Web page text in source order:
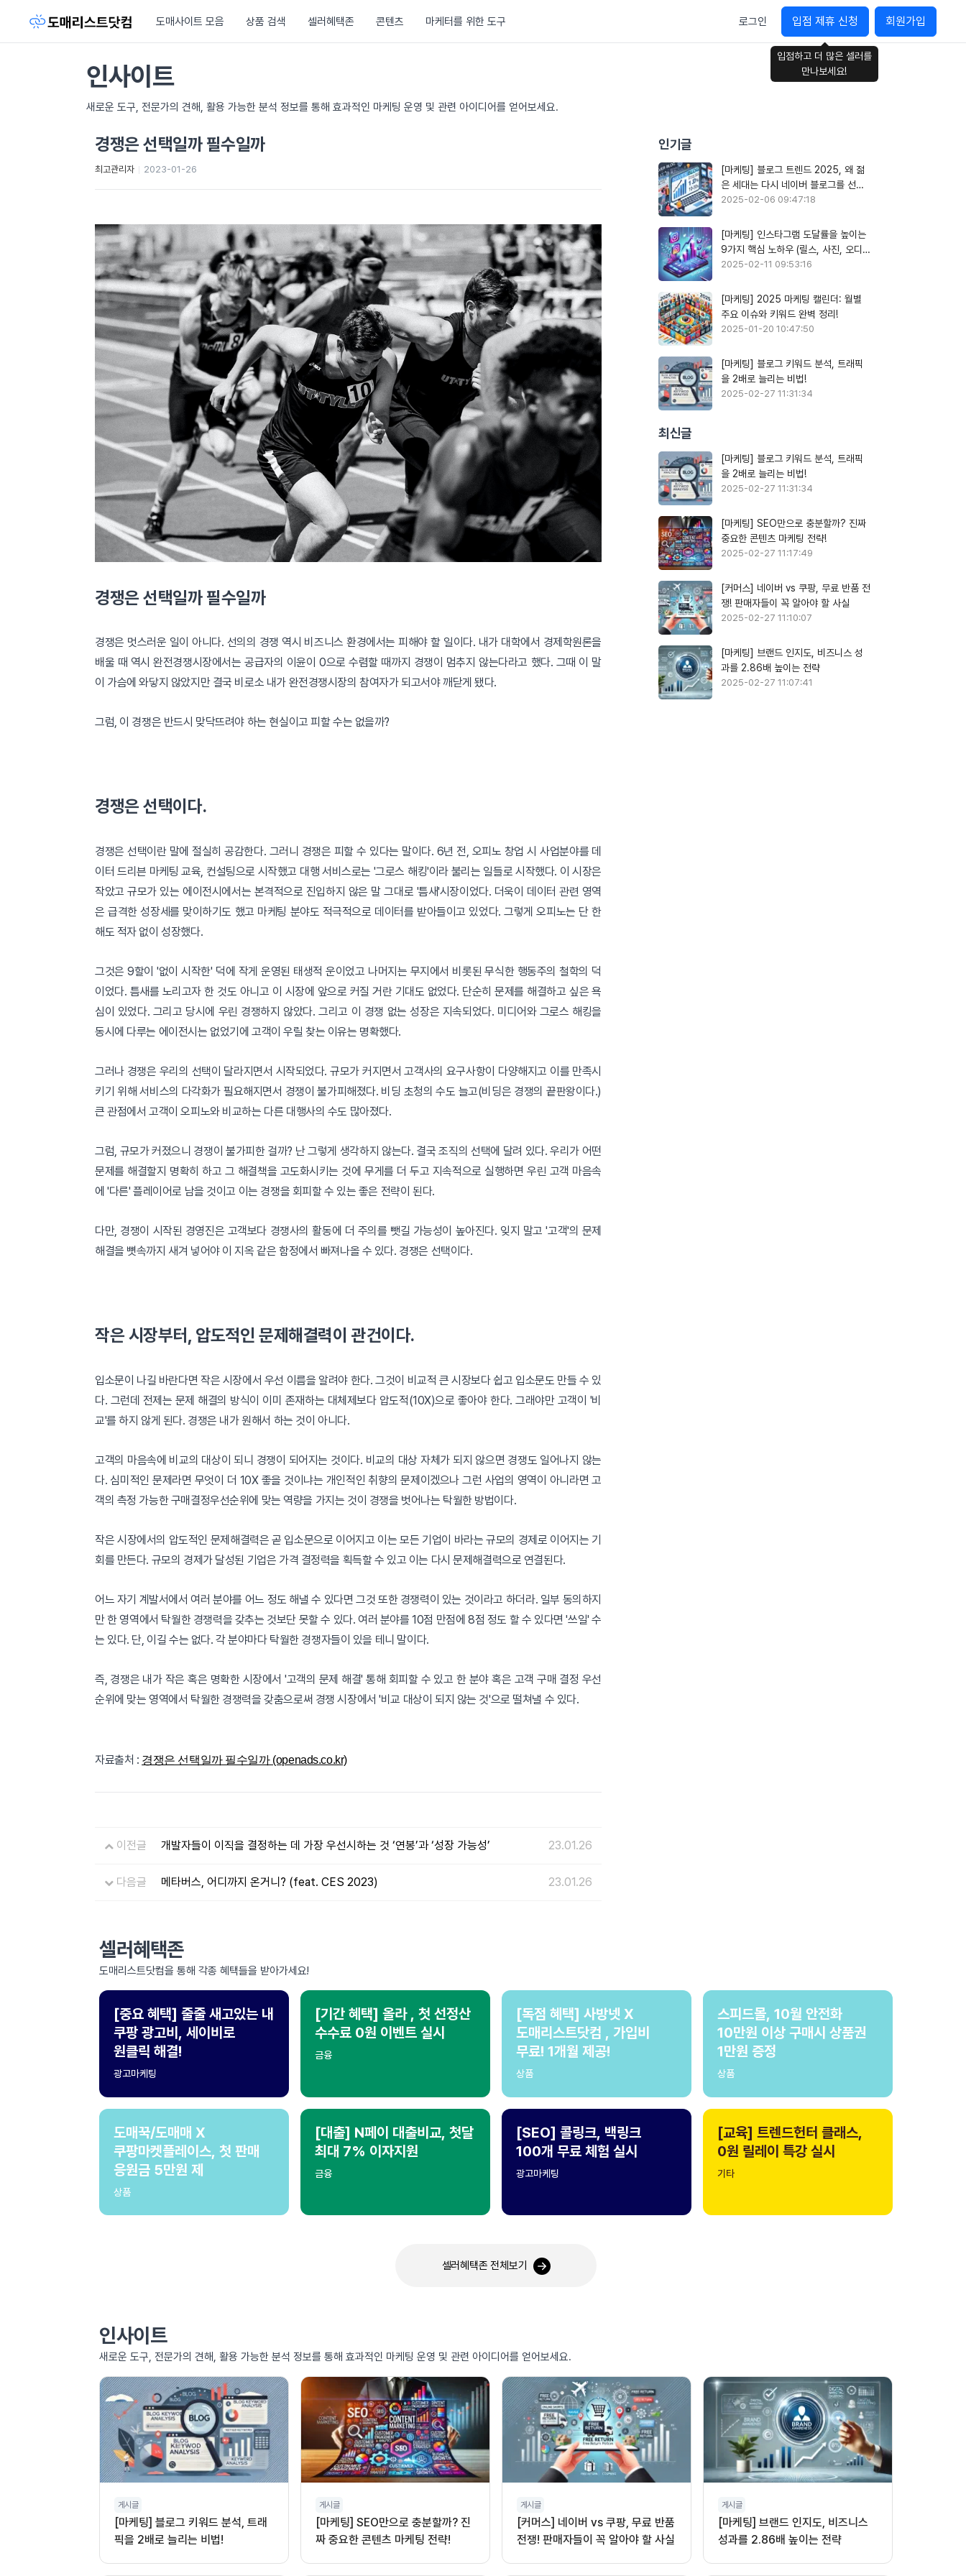
도매사이트 모음 상품 검색 셀러혜택존 콘텐츠 마케터를 위한 도구 로그인 입점 제휴 신청
입점하고 더 많은 셀러를
만나보세요!
회원가입
인사이트
새로운 도구, 전문가의 견해, 활용 가능한 분석 정보를 통해 효과적인 마케팅 운영 및 관련 아이디어를 얻어보세요.
경쟁은 선택일까 필수일까
최고관리자 2023-01-26
경쟁은 선택일까 필수일까
경쟁은 멋스러운 일이 아니다. 선의의 경쟁 역시 비즈니스 환경에서는 피해야 할 일이다. 내가 대학에서 경제학원론을
배울 때 역시 완전경쟁시장에서는 공급자의 이윤이 0으로 수렴할 때까지 경쟁이 멈추지 않는다라고 했다. 그때 이 말
이 가슴에 와닿지 않았지만 결국 비로소 내가 완전경쟁시장의 참여자가 되고서야 깨닫게 됐다.
그럼, 이 경쟁은 반드시 맞닥뜨려야 하는 현실이고 피할 수는 없을까?
경쟁은 선택이다.
경쟁은 선택이란 말에 절실히 공감한다. 그러니 경쟁은 피할 수 있다는 말이다. 6년 전, 오피노 창업 시 사업분야를 데
이터 드리븐 마케팅 교육, 컨설팅으로 시작했고 대행 서비스로는 '그로스 해킹'이라 불리는 일들로 시작했다. 이 시장은
작았고 규모가 있는 에이전시에서는 본격적으로 진입하지 않은 말 그대로 '틈새'시장이었다. 더욱이 데이터 관련 영역
은 급격한 성장세를 맞이하기도 했고 마케팅 분야도 적극적으로 데이터를 받아들이고 있었다. 그렇게 오피노는 단 한
해도 적자 없이 성장했다.
그것은 9할이 '없이 시작한' 덕에 작게 운영된 태생적 운이었고 나머지는 무지에서 비롯된 무식한 행동주의 철학의 덕
이었다. 틈새를 노리고자 한 것도 아니고 이 시장에 앞으로 커질 거란 기대도 없었다. 단순히 문제를 해결하고 싶은 욕
심이 있었다. 그리고 당시에 우린 경쟁하지 않았다. 그리고 이 경쟁 없는 성장은 지속되었다. 미디어와 그로스 해킹을
동시에 다루는 에이전시는 없었기에 고객이 우릴 찾는 이유는 명확했다.
그러나 경쟁은 우리의 선택이 달라지면서 시작되었다. 규모가 커지면서 고객사의 요구사항이 다양해지고 이를 만족시
키기 위해 서비스의 다각화가 필요해지면서 경쟁이 불가피해졌다. 비딩 초청의 수도 늘고(비딩은 경쟁의 끝판왕이다.)
큰 관점에서 고객이 오피노와 비교하는 다른 대행사의 수도 많아졌다.
그럼, 규모가 커졌으니 경쟁이 불가피한 걸까? 난 그렇게 생각하지 않는다. 결국 조직의 선택에 달려 있다. 우리가 어떤
문제를 해결할지 명확히 하고 그 해결책을 고도화시키는 것에 무게를 더 두고 지속적으로 실행하면 우린 고객 마음속
에 '다른' 플레이어로 남을 것이고 이는 경쟁을 회피할 수 있는 좋은 전략이 된다.
다만, 경쟁이 시작된 경영진은 고객보다 경쟁사의 활동에 더 주의를 뺏길 가능성이 높아진다. 잊지 말고 '고객'의 문제
해결을 뼛속까지 새겨 넣어야 이 지옥 같은 함정에서 빠져나올 수 있다. 경쟁은 선택이다.
작은 시장부터, 압도적인 문제해결력이 관건이다.
입소문이 나길 바란다면 작은 시장에서 우선 이름을 알려야 한다. 그것이 비교적 큰 시장보다 쉽고 입소문도 만들 수 있
다. 그런데 전제는 문제 해결의 방식이 이미 존재하는 대체제보다 압도적(10X)으로 좋아야 한다. 그래야만 고객이 '비
교'를 하지 않게 된다. 경쟁은 내가 원해서 하는 것이 아니다.
고객의 마음속에 비교의 대상이 되니 경쟁이 되어지는 것이다. 비교의 대상 자체가 되지 않으면 경쟁도 일어나지 않는
다. 심미적인 문제라면 무엇이 더 10X 좋을 것이냐는 개인적인 취향의 문제이겠으나 그런 사업의 영역이 아니라면 고
객의 측정 가능한 구매결정우선순위에 맞는 역량을 가지는 것이 경쟁을 벗어나는 탁월한 방법이다.
작은 시장에서의 압도적인 문제해결력은 곧 입소문으로 이어지고 이는 모든 기업이 바라는 규모의 경제로 이어지는 기
회를 만든다. 규모의 경제가 달성된 기업은 가격 결정력을 획득할 수 있고 이는 다시 문제해결력으로 연결된다.
어느 자기 계발서에서 여러 분야를 어느 정도 해낼 수 있다면 그것 또한 경쟁력이 있는 것이라고 하더라. 일부 동의하지
만 한 영역에서 탁월한 경쟁력을 갖추는 것보단 못할 수 있다. 여러 분야를 10점 만점에 8점 정도 할 수 있다면 '쓰일' 수
는 있다. 단, 이길 수는 없다. 각 분야마다 탁월한 경쟁자들이 있을 테니 말이다.
즉, 경쟁은 내가 작은 혹은 명확한 시장에서 '고객의 문제 해결' 통해 회피할 수 있고 한 분야 혹은 고객 구매 결정 우선
순위에 맞는 영역에서 탁월한 경쟁력을 갖춤으로써 경쟁 시장에서 '비교 대상이 되지 않는 것'으로 떨쳐낼 수 있다.
자료출처 : 경쟁은 선택일까 필수일까 (openads.co.kr)
이전글 개발자들이 이직을 결정하는 데 가장 우선시하는 것 ‘연봉’과 ‘성장 가능성’ 23.01.26
다음글 메타버스, 어디까지 온거니? (feat. CES 2023) 23.01.26
인기글
[마케팅] 블로그 트렌드 2025, 왜 젊
은 세대는 다시 네이버 블로그를 선택
할까?
2025-02-06 09:47:18
[마케팅] 인스타그램 도달률을 높이는
9가지 핵심 노하우 (릴스, 사진, 오디오
활용)
2025-02-11 09:53:16
[마케팅] 2025 마케팅 캘린더: 월별
주요 이슈와 키워드 완벽 정리!
2025-01-20 10:47:50
[마케팅] 블로그 키워드 분석, 트래픽
을 2배로 늘리는 비법!
2025-02-27 11:31:34
최신글
[마케팅] 블로그 키워드 분석, 트래픽
을 2배로 늘리는 비법!
2025-02-27 11:31:34
[마케팅] SEO만으로 충분할까? 진짜
중요한 콘텐츠 마케팅 전략!
2025-02-27 11:17:49
[커머스] 네이버 vs 쿠팡, 무료 반품 전
쟁! 판매자들이 꼭 알아야 할 사실
2025-02-27 11:10:07
[마케팅] 브랜드 인지도, 비즈니스 성
과를 2.86배 높이는 전략
2025-02-27 11:07:41
셀러혜택존
도매리스트닷컴을 통해 각종 혜택들을 받아가세요!
[중요 혜택] 줄줄 새고있는 내
쿠팡 광고비, 세이비로
원클릭 해결!
광고마케팅
[기간 혜택] 올라 , 첫 선정산
수수료 0원 이벤트 실시
금융
[독점 혜택] 사방넷 X
도매리스트닷컴 , 가입비
무료! 1개월 제공!
상품
스피드몰, 10월 안전화
10만원 이상 구매시 상품권
1만원 증정
상품
도매꾹/도매매 X
쿠팡마켓플레이스, 첫 판매
응원금 5만원 제
상품
[대출] N페이 대출비교, 첫달
최대 7% 이자지원
금융
[SEO] 콜링크, 백링크
100개 무료 체험 실시
광고마케팅
[교육] 트렌드헌터 클래스,
0원 릴레이 특강 실시
기타
셀러혜택존 전체보기
인사이트
새로운 도구, 전문가의 견해, 활용 가능한 분석 정보를 통해 효과적인 마케팅 운영 및 관련 아이디어를 얻어보세요.
게시글
[마케팅] 블로그 키워드 분석, 트래
픽을 2배로 늘리는 비법!
게시글
[마케팅] SEO만으로 충분할까? 진
짜 중요한 콘텐츠 마케팅 전략!
게시글
[커머스] 네이버 vs 쿠팡, 무료 반품
전쟁! 판매자들이 꼭 알아야 할 사실
게시글
[마케팅] 브랜드 인지도, 비즈니스
성과를 2.86배 높이는 전략